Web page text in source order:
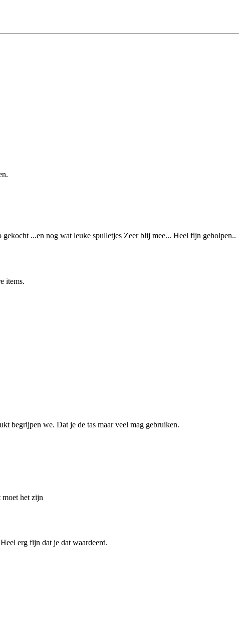
...en nog wat leuke spulletjes Zeer blij mee... Heel fijn geholpen..
items.
begrijpen we. Dat je de tas maar veel mag gebruiken.
moet het zijn
erg fijn dat je dat waardeerd.